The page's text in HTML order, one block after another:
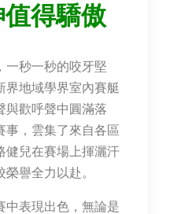
值得驕傲
一秒一秒的咬牙堅
界地域學界室內賽艇
與歡呼聲中圓滿落
事，雲集了來自各區
健兒在賽場上揮灑汗
譽全力以赴。
中表現出色，無論是